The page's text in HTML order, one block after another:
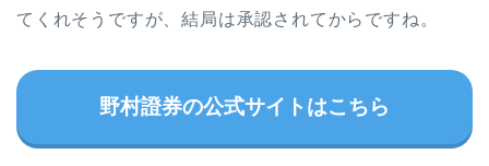
てくれそうですが、結局は承認されてからですね。
野村證券の公式サイトはこちら